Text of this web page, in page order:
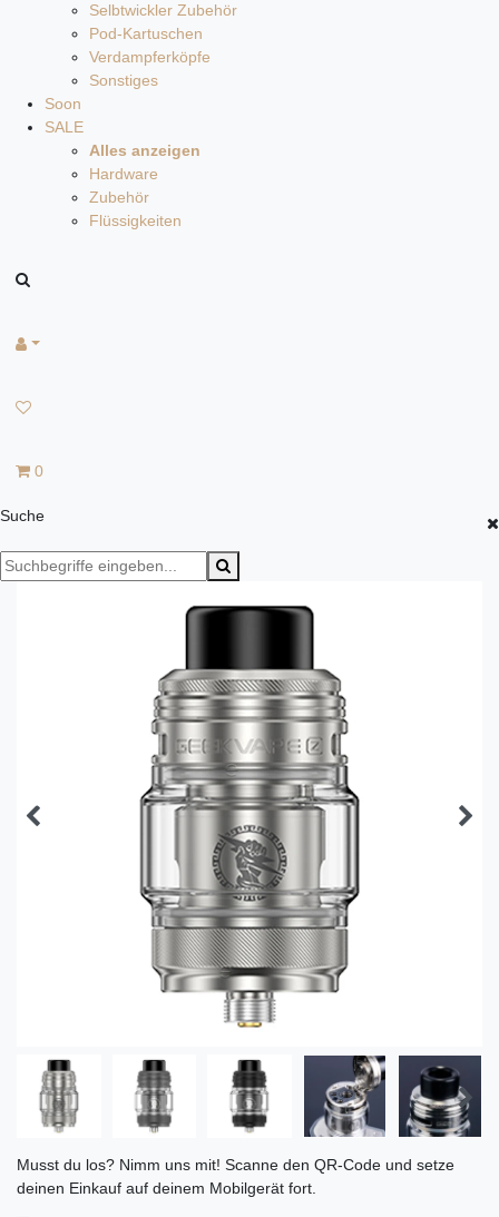
Selbtwickler Zubehör
Pod-Kartuschen
Verdampferköpfe
Sonstiges
Soon
SALE
Alles anzeigen
Hardware
Zubehör
Flüssigkeiten
0
Suche
Musst du los? Nimm uns mit! Scanne den QR-Code und setze
deinen Einkauf auf deinem Mobilgerät fort.